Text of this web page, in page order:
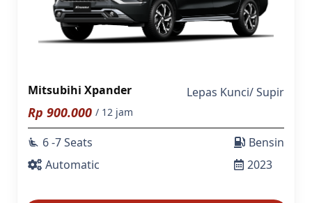
Mitsubihi Xpander Lepas Kunci/Supir
Rp 900.000 / 12 jam
airline_seat_recline_extra 6 -7 Seats
Automatic
Bensin
2023